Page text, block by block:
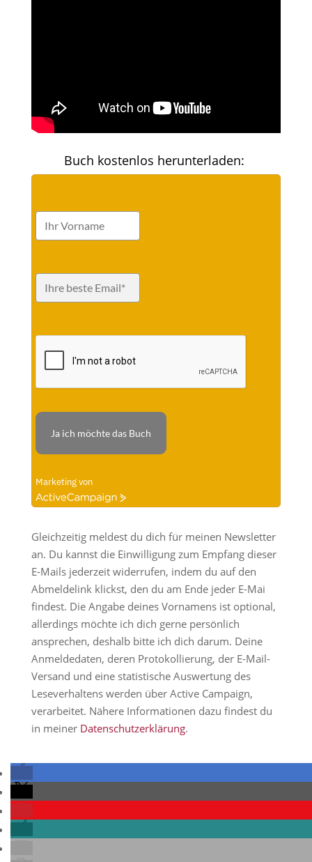
Buch kostenlos herunterladen:
Ja ich möchte das Buch
Marketing von
ActiveCampaign
Gleichzeitig meldest du dich für meinen Newsletter
an. Du kannst die Einwilligung zum Empfang dieser
E-Mails jederzeit widerrufen, indem du auf den
Abmeldelink klickst, den du am Ende jeder E-Mai
findest. Die Angabe deines Vornamens ist optional,
allerdings möchte ich dich gerne persönlich
ansprechen, deshalb bitte ich dich darum. Deine
Anmeldedaten, deren Protokollierung, der E-Mail-
Versand und eine statistische Auswertung des
Leseverhaltens werden über Active Campaign,
verarbeitet. Nähere Informationen dazu findest du
in meiner Datenschutzerklärung.